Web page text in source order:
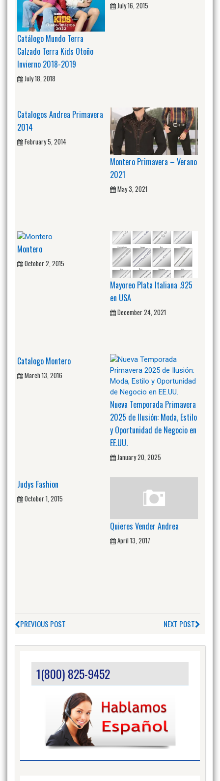
Catálogo Mundo Terra
Calzado Terra Kids Otoño
Invierno 2018-2019
July 18, 2018
July 16, 2015
Catalogos Andrea Primavera
2014
February 5, 2014
Montero Primavera – Verano
2021
May 3, 2021
Montero
October 2, 2015
Mayoreo Plata Italiana .925
en USA
December 24, 2021
Catalogo Montero
March 13, 2016
Nueva Temporada Primavera
2025 de Ilusión: Moda, Estilo
y Oportunidad de Negocio en
EE.UU.
January 20, 2025
Judys Fashion
October 1, 2015
Quieres Vender Andrea
April 13, 2017
PREVIOUS POST NEXT POST
1(800) 825-9452